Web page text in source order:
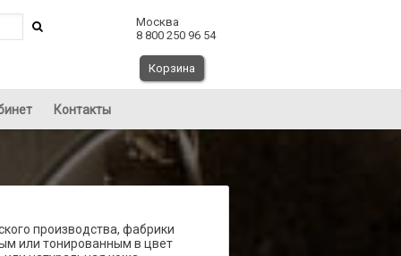
Москва
8 800 250 96 54
Корзина
Контакты
производства, фабрики
или тонированным в цвет